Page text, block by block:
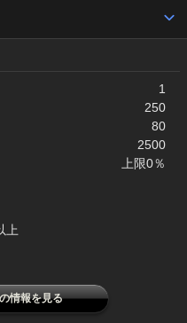
1
250
80
2500
上限0％
上
情報を見る